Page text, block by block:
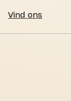
Vind ons